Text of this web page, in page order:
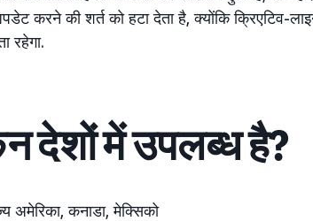
करने की शर्त को हटा देता है, क्योंकि क्रिएटिव-
रहेगा.
देशों में उपलब्ध है?
अमेरिका, कनाडा, मेक्सिको